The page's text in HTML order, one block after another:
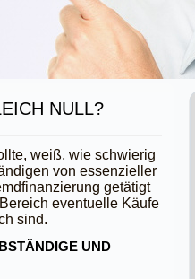
NULL?
weiß, wie schwierig
von essenzieller
getätigt
eventuelle Käufe
sind.
UND